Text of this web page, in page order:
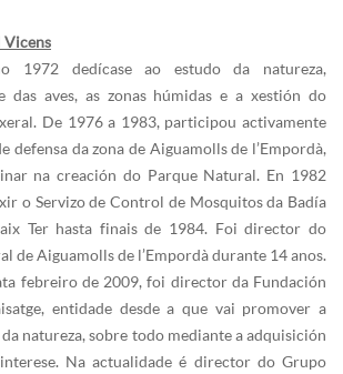
Vicens
1972 dedícase ao estudo da natureza,
das aves, as zonas húmidas e a xestión do
De 1976 a 1983, participou activamente
defensa da zona de Aiguamolls de l’Empordà,
na creación do Parque Natural. En 1982
o Servizo de Control de Mosquitos da Badía
Ter hasta finais de 1984. Foi director do
de Aiguamolls de l’Empordà durante 14 anos.
febreiro de 2009, foi director da Fundación
entidade desde a que vai promover a
natureza, sobre todo mediante a adquisición
Na actualidade é director do Grupo